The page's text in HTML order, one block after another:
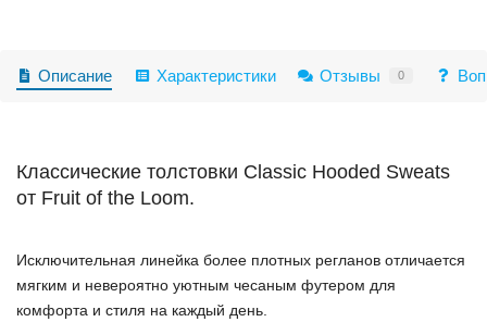
Описание Характеристики Отзывы 0
Классические толстовки Classic Hooded Sweats
от Fruit of the Loom.
Исключительная линейка более плотных регланов отличается
мягким и невероятно уютным чесаным футером для
комфорта и стиля на каждый день.